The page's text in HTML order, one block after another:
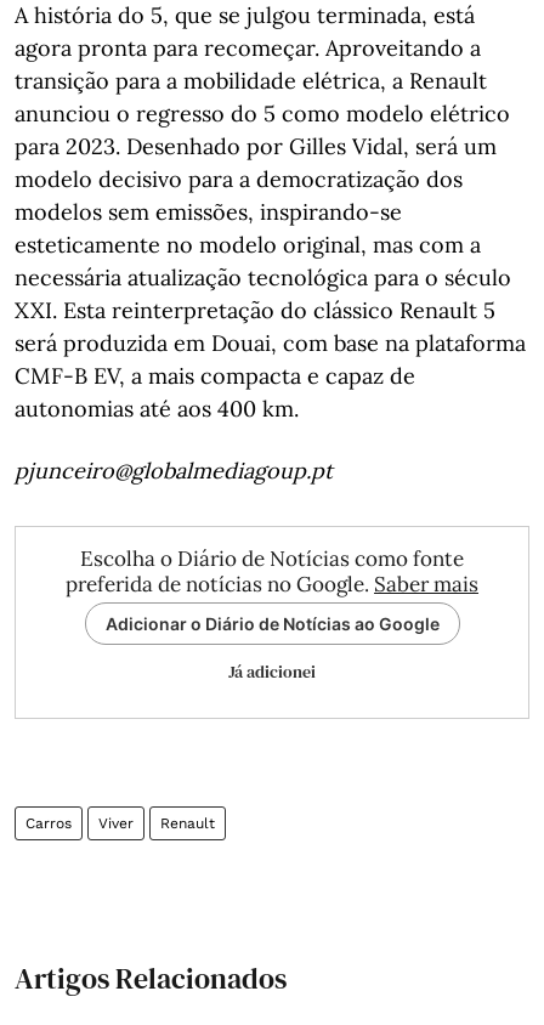
A história do 5, que se julgou terminada, está
agora pronta para recomeçar. Aproveitando a
transição para a mobilidade elétrica, a Renault
anunciou o regresso do 5 como modelo elétrico
para 2023. Desenhado por Gilles Vidal, será um
modelo decisivo para a democratização dos
modelos sem emissões, inspirando-se
esteticamente no modelo original, mas com a
necessária atualização tecnológica para o século
XXI. Esta reinterpretação do clássico Renault 5
será produzida em Douai, com base na plataforma
CMF-B EV, a mais compacta e capaz de
autonomias até aos 400 km.
pjunceiro@globalmediagoup.pt
Escolha o Diário de Notícias como fonte
preferida de notícias no Google. Saber mais
Adicionar o Diário de Notícias ao Google
Já adicionei
Carros Viver Renault
Artigos Relacionados